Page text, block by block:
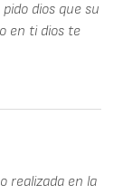
dios que su
en ti dios te
realizada en la